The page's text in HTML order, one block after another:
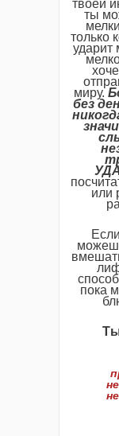
твоей
ты
только
ударит
миру.
без
или
пока